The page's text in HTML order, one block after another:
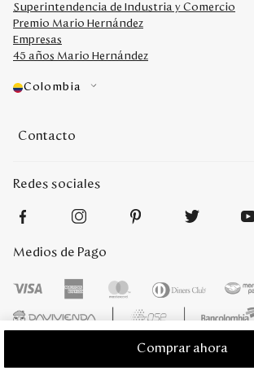
Comprar ahora
Superintendencia de Industria y Comercio
Premio Mario Hernández
Empresas
45 años Mario Hernández
Colombia
Contacto
Redes sociales
Medios de Pago
Mario Hernández 2022. Derechos reservados.
Plataforma Vtex